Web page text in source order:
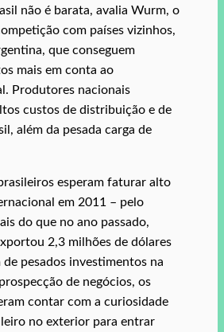
não é barata, avalia Wurm, o
com países vizinhos,
que conseguem
mais em conta ao
Produtores nacionais
custos de distribuição e de
além da pesada carga de
esperam faturar alto
em 2011 – pelo
do que no ano passado,
2,3 milhões de dólares
de pesados investimentos na
de negócios, os
contar com a curiosidade
no exterior para entrar